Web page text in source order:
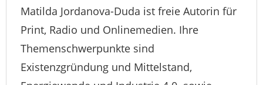
Matilda Jordanova-Duda ist freie Autorin für
Print, Radio und Onlinemedien. Ihre
Themenschwerpunkte sind
Existenzgründung und Mittelstand,